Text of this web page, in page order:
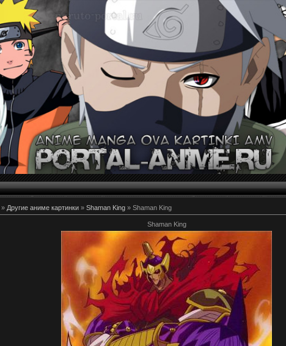
» Другие аниме картинки » Shaman King » Shaman King
Shaman King